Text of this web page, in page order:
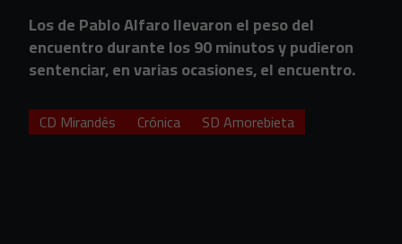
Los de Pablo Alfaro llevaron el peso del
encuentro durante los 90 minutos y pudieron
sentenciar, en varias ocasiones, el encuentro.
CD Mirandés Crónica SD Amorebieta